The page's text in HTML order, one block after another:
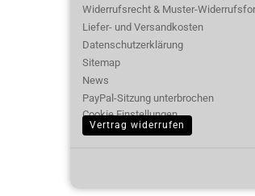
Widerrufsrecht & Muster-
Liefer- und Versandkosten
Datenschutzerklärung
Sitemap
News
PayPal-Sitzung unterbrochen
Cookie Einstellungen
Vertrag widerrufen